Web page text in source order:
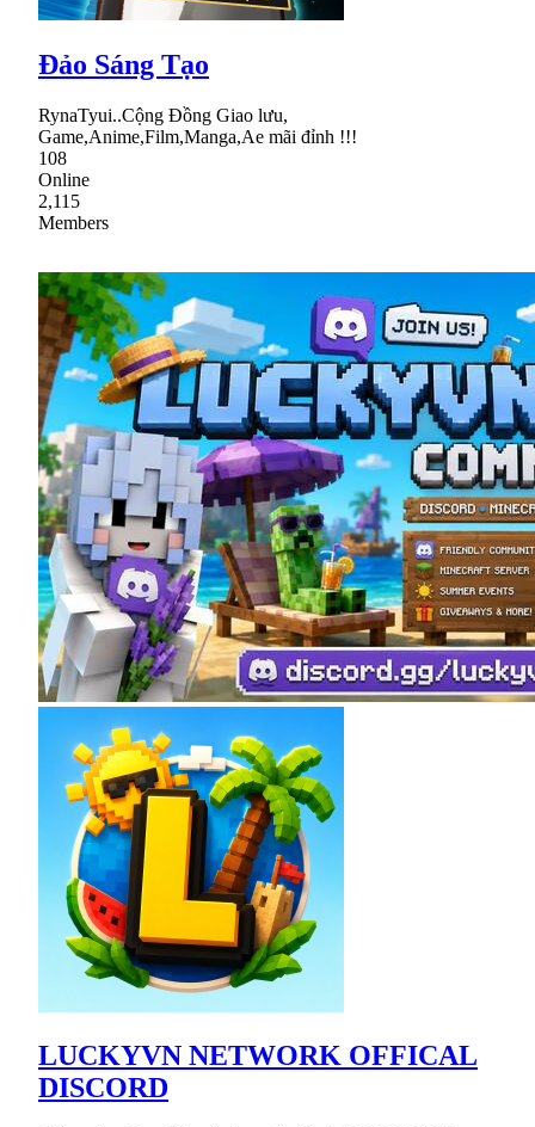
Đảo Sáng Tạo
RynaTyui..Cộng Đồng Giao lưu,
Game,Anime,Film,Manga,Ae mãi đỉnh !!!
108
Online
2,115
Members
LUCKYVN NETWORK OFFICAL
DISCORD